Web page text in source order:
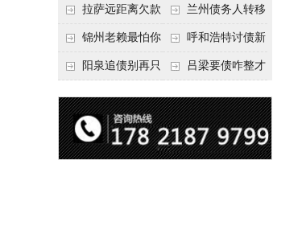
招选择！ 承担
搞定：2026年线上立
案追债全流程，足不
出户
债，2026年这2个本
地行业协会出面，比
法院传票快
拉萨远距离欠款
对方在牧区联系不
上，2026年委托当地
兰州债务人转移
财产后申请破产，20
26年破产程序里还能
锦州老赖最怕你
懂这1条，2026
罪”详解，能判刑
呼和浩特讨债新
招：2026年用“律师
成本低见效快
阳泉追债别再只
类隐形财产（公积
金、保单）也能执行
吕梁要债咋整才
调解渠道，比找公司
强